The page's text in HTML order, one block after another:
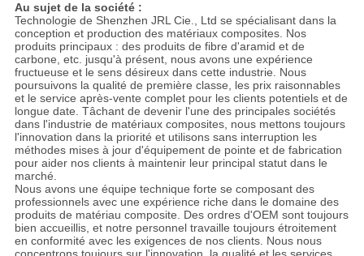
Au sujet de la société :
Technologie de Shenzhen JRL Cie., Ltd se spécialisant dans la
conception et production des matériaux composites. Nos
produits principaux : des produits de fibre d'aramid et de
carbone, etc. jusqu'à présent, nous avons une expérience
fructueuse et le sens désireux dans cette industrie. Nous
poursuivons la qualité de première classe, les prix raisonnables
et le service après-vente complet pour les clients potentiels et de
longue date. Tâchant de devenir l'une des principales sociétés
dans l'industrie de matériaux composites, nous mettons toujours
l'innovation dans la priorité et utilisons sans interruption les
méthodes mises à jour d'équipement de pointe et de fabrication
pour aider nos clients à maintenir leur principal statut dans le
marché.
Nous avons une équipe technique forte se composant des
professionnels avec une expérience riche dans le domaine des
produits de matériau composite. Des ordres d'OEM sont toujours
bien accueillis, et notre personnel travaille toujours étroitement
en conformité avec les exigences de nos clients. Nous nous
concentrons toujours sur l'innovation, la qualité et les services.